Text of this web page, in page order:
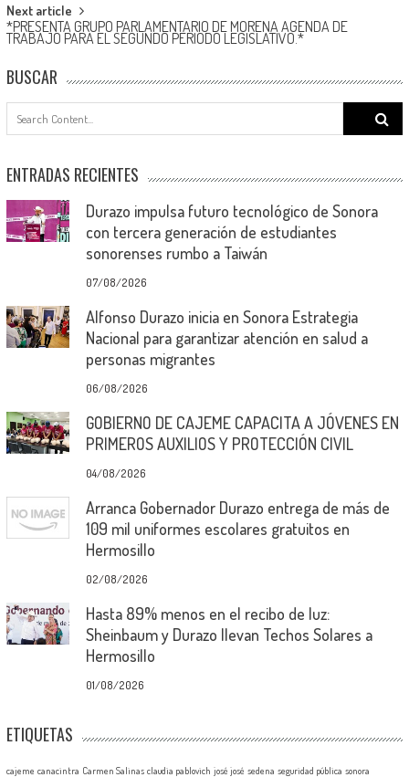
Next article
*PRESENTA GRUPO PARLAMENTARIO DE MORENA AGENDA DE
TRABAJO PARA EL SEGUNDO PERIODO LEGISLATIVO.*
BUSCAR
Search
for:
ENTRADAS RECIENTES
Durazo impulsa futuro tecnológico de Sonora
con tercera generación de estudiantes
sonorenses rumbo a Taiwán
07/08/2026
Alfonso Durazo inicia en Sonora Estrategia
Nacional para garantizar atención en salud a
personas migrantes
06/08/2026
GOBIERNO DE CAJEME CAPACITA A JÓVENES EN
PRIMEROS AUXILIOS Y PROTECCIÓN CIVIL
04/08/2026
Arranca Gobernador Durazo entrega de más de
109 mil uniformes escolares gratuitos en
Hermosillo
02/08/2026
Hasta 89% menos en el recibo de luz:
Sheinbaum y Durazo llevan Techos Solares a
Hermosillo
01/08/2026
ETIQUETAS
cajeme canacintra Carmen Salinas claudia pablovich josé josé sedena seguridad pública sonora